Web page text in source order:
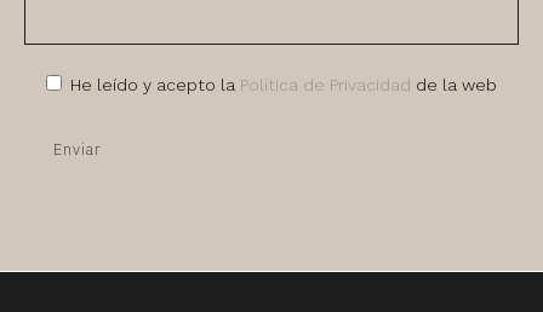
He leído y acepto la Política de Privacidad de la web